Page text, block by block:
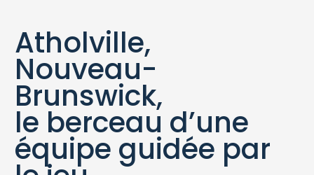
Atholville,
Nouveau-
Brunswick,
le berceau d’une
équipe guidée par